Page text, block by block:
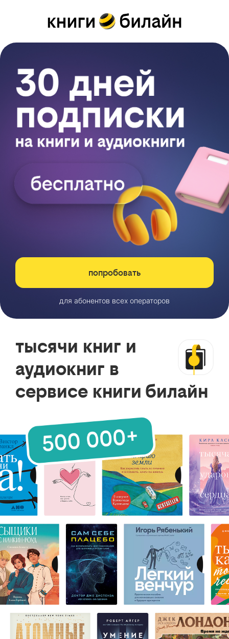
попробовать
для абонентов всех операторов
тысячи книг и
аудиокниг в
сервисе книги билайн